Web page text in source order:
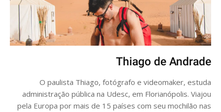
Thiago de Andrade
O paulista Thiago, fotógrafo e videomaker, estuda
administração pública na Udesc, em Florianópolis. Viajou
pela Europa por mais de 15 países com seu mochilão nas